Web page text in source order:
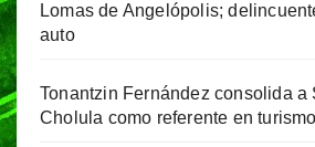
Lomas de Angelópolis;
auto
Tonantzin Fernández consolida a
Cholula como referente en